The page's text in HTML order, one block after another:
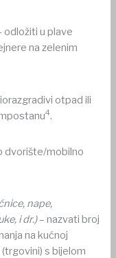
odložiti u plave
na zelenim
otpad ili
4.
dvorište/mobilno
nape,
i dr.)– nazvati broj
na kućnoj
s bijelom